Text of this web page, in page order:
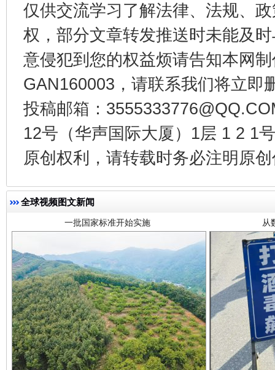
仅供交流学习了解法律、法规、
权，部分文章转发推送时未能及
意侵犯到您的权益烦请告知本网
GAN160003，请联系我们将立即
投稿邮箱：
12号（华声国际大厦）1层 1 2 1
原创权利，请转载时务必注明原
全球视频图文新闻
以产业富民促振兴 酒驾